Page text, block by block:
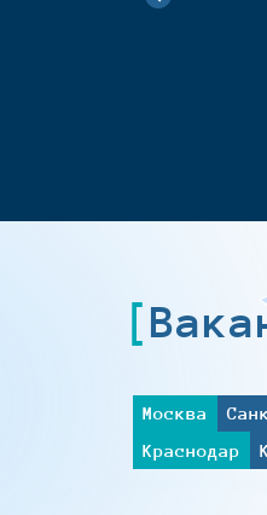
Москва
Краснодар